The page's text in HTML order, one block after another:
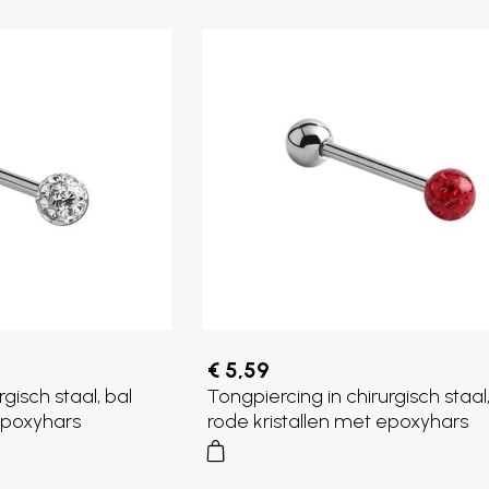
staal, bal
€ 5,59
Tongpiercing in chirurgisch
rode kristallen met epoxyhars